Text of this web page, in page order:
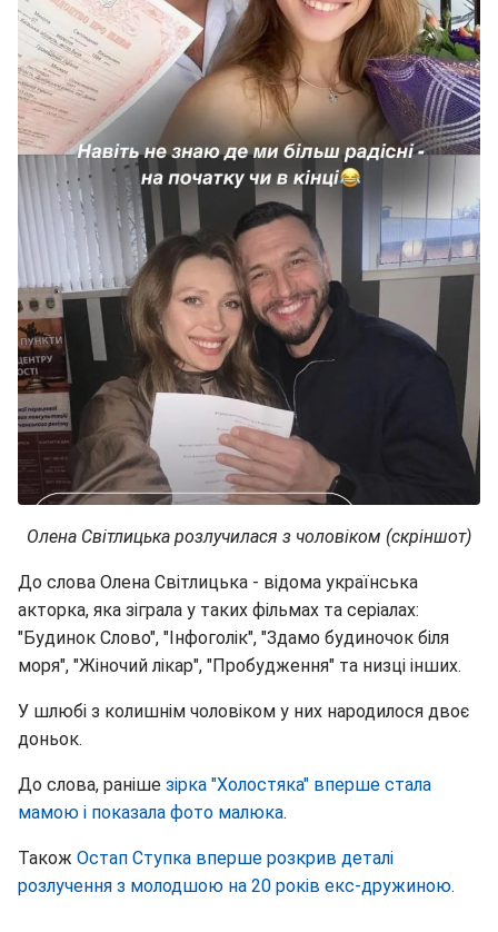
Олена Світлицька розлучилася з чоловіком (скріншот)
До слова Олена Світлицька - відома українська
акторка, яка зіграла у таких фільмах та серіалах:
"Будинок Слово", "Інфоголік", "Здамо будиночок біля
моря", "Жіночий лікар", "Пробудження" та низці інших.
У шлюбі з колишнім чоловіком у них народилося двоє
доньок.
До слова, раніше зірка "Холостяка" вперше стала
мамою і показала фото малюка.
Також Остап Ступка вперше розкрив деталі
розлучення з молодшою на 20 років екс-дружиною.